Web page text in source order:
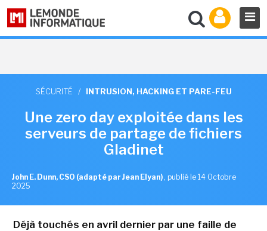
SÉCURITÉ / INTRUSION, HACKING ET PARE-FEU
Une zero day exploitée dans les
serveurs de partage de fichiers
Gladinet
John E. Dunn, CSO (adapté par Jean Elyan) , publié le 14 Octobre
2025
Déjà touchés en avril dernier par une faille de